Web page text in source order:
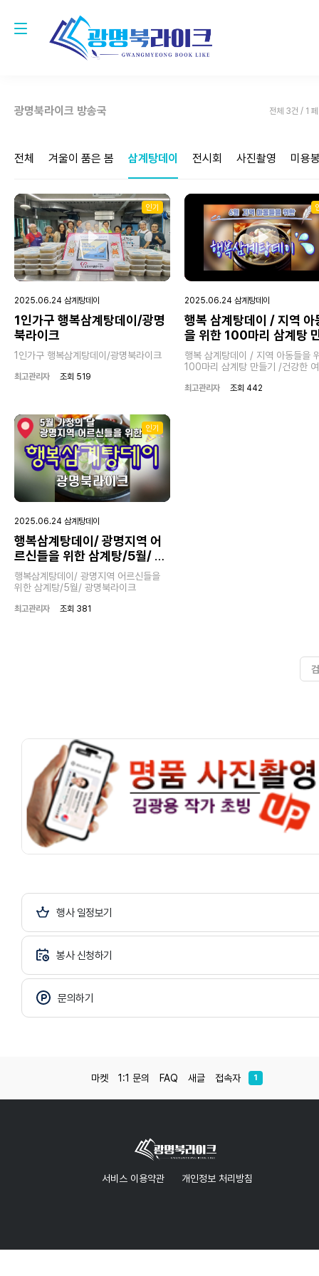
광명북라이크 방송국 전체 3건 / 1
전체 겨울이 품은 봄 삼계탕데이 전시회 사진촬영 미용
Play
02:07
fullscreen
Play
인기
2025.06.24 삼계탕데이
1인가구 행복삼계탕데이/광명
북라이크
1인가구 행복삼계탕데이/광명북라이크
최고관리자 조회 519
Play
01:28
Play
2025.06.24 삼계탕데이
행복 삼계탕데이 / 지역 아
을 위한 100마리 삼계탕
기 /건강한 여름나기 / 광
라이크
행복 삼계탕데이 / 지역 아동들을
100마리 삼계탕 만들기 /건강한
최고관리자 조회 442
Play
01:20
Mute Enter
fullscreen
Play
인기
2025.06.24 삼계탕데이
행복삼계탕데이/ 광명지역 어
르신들을 위한 삼계탕/5월/ 광
명북라이크
행복삼계탕데이/ 광명지역 어르신들을
위한 삼계탕/5월/ 광명북라이크
최고관리자 조회 381
행사 일정보기
봉사 신청하기
문의하기
마켓 1:1 문의 FAQ 새글 접속자 1
서비스 이용약관 개인정보 처리방침